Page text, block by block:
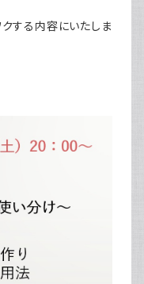
する内容にいたしま